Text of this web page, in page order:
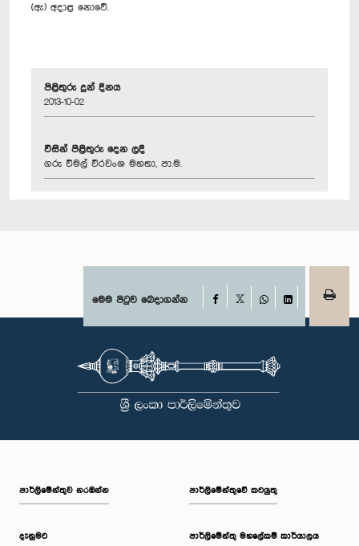
(ඇ) අදාළ නොවේ.
පිළිතුරු දුන් දිනය
2013-10-02
විසින් පිළිතුරු දෙන ලදී
ගරු විමල් වීරවංශ මහතා, පා.ම.
මෙම පිටුව බෙදාගන්න Facebook
WhatsAppLinkedIn
පාර්ලි‌මේන්තුව නරඹන්න
දැනුමට
පාර්ලිමේන්තුවේ කටයුතු
පාර්ලිමේන්තු මහලේකම් කාර්යාලය